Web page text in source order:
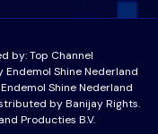
by:Top Channel
Shine Nederland
Shine Nederland
by Banijay Rights.
Producties B.V.